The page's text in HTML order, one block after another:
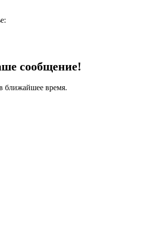
сообщение!
ближайшее время.